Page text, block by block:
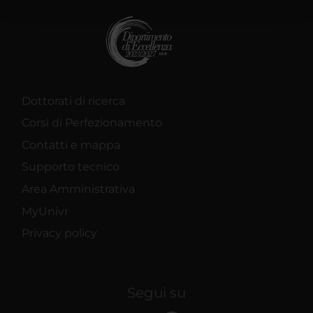
raccolto dal tuo utilizzo dei loro servizi.
Dottorati di ricerca
Corsi di Perfezionamento
Contatti e mappa
Supporto tecnico
Area Amministrativa
MyUnivr
Privacy policy
Segui su